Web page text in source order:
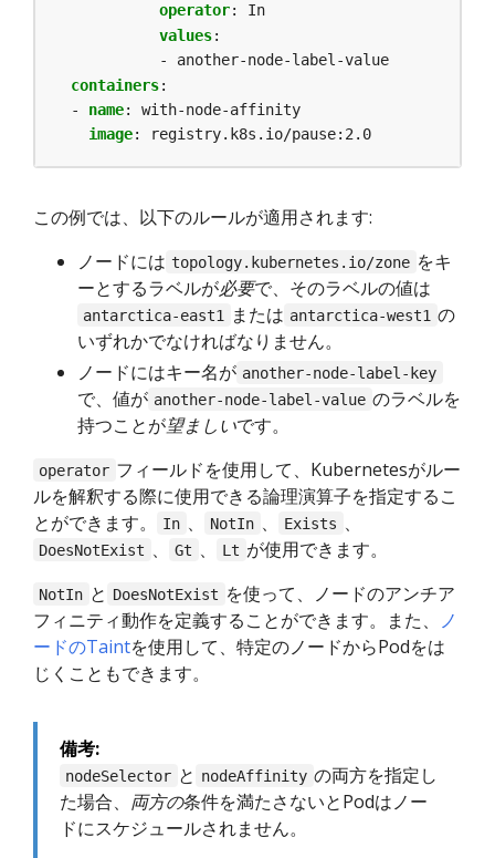
operator:
In
values:
- another-node-label-value
containers:
- name:
with-node-affinity
image: registry.k8s.io/pause:2.0
この例では、以下のルールが適用されます:
ノードには topology.kubernetes.io/zone をキ
ーとするラベルが必要で、そのラベルの値は
antarctica-east1 または antarctica-west1 の
いずれかでなければなりません。
ノードにはキー名が another-node-label-key
で、値が another-node-label-value のラベルを
持つことが望ましいです。
operator フィールドを使用して、Kubernetesがルー
ルを解釈する際に使用できる論理演算子を指定するこ
とができます。
In 、 NotIn 、 Exists 、
DoesNotExist 、 Gt 、 Lt が使用できます。
NotIn と DoesNotExist を使って、ノードのアンチア
フィニティ動作を定義することができます。また、
ノ
ードのTaintを使用して、特定のノードからPodをは
じくこともできます。
備考:
nodeSelector と nodeAffinity の両方を指定し
た場合、 両方の条件を満たさないとPodはノー
ドにスケジュールされません。